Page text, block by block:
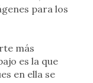
para los
más
es la que
en ella se